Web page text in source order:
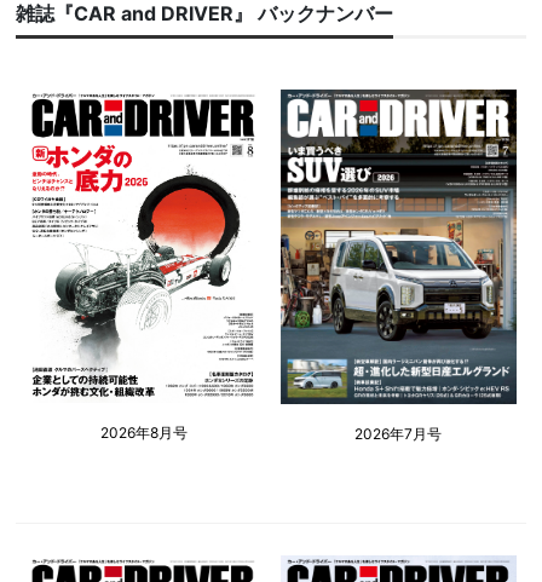
雑誌『CAR and DRIVER』 バックナンバー
2026年8月号 2026年7月号